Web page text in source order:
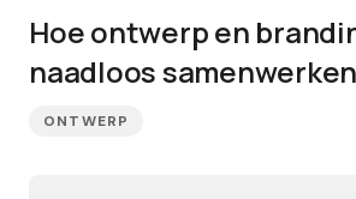
Hoe ontwerp en
naadloos samenwerken
ONTWERP